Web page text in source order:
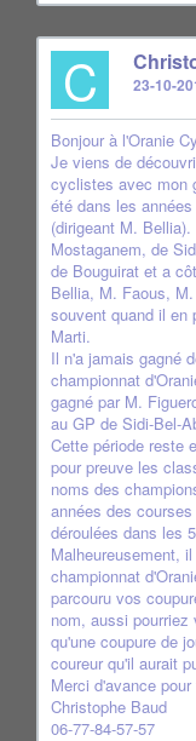
C 23-10-
Bonjour à l'Oranie
Je viens de
cyclistes avec mon
été dans les
(dirigeant M.
Mostaganem, de
de Bouguirat et a
Bellia, M. Faous,
souvent quand il en
Marti.
Il n'a jamais gagné
championnat
gagné par M.
au GP de Sidi-Bel-
Cette période reste
pour preuve les
noms des
années des
déroulées dans les
Malheureusement,
championnat
parcouru vos
nom, aussi pourriez
qu'une coupure de
coureur qu'il aurait
Merci d'avance
Christophe Baud
06-77-84-57-57